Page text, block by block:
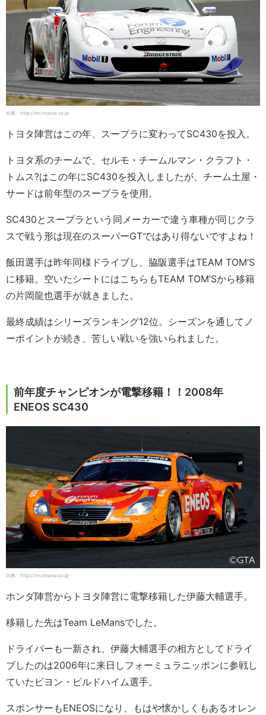
出典：http://ms.toyota.co.jp
トヨタ陣営はこの年、スープラに変わってSC430を投入。
トヨタ系のチームで、セルモ・チームルマン・クラフト・
トムス?はこの年にSC430を投入しましたが、チーム土屋・
サードは前年型のスープラを使用。
SC430とスープラという同メーカーで違う車種が同じクラ
スで戦う形は現在のスーパーGTではあり得ないですよね！
飯田選手は昨年同様ドライブし、脇阪選手はTEAM TOM’S
に移籍。空いたシートにはこちらもTEAM TOM’Sから移籍
の片岡龍也選手が就きました。
最終成績はシリーズランキング12位。シーズンを通してノ
ーポイントが続き、苦しい戦いを強いられました。
前年度チャンピオンが電撃移籍！！2008年
ENEOS SC430
出典：http://ms.toyota.co.jp
ホンダ陣営からトヨタ陣営に電撃移籍した伊藤大輔選手。
移籍した先はTeam LeMansでした。
ドライバーも一新され、伊藤大輔選手の相方としてドライ
ブしたのは2006年に来日しフォーミュラニッポンに参戦し
ていたビヨン・ビルドハイム選手。
スポンサーもENEOSになり、もはや懐かしくもあるオレン